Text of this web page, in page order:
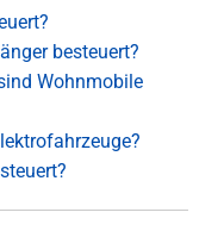
besteuert?
Wohnmobile